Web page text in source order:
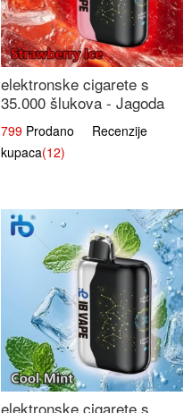
elektronske cigarete s
35.000 šlukova - Jagoda
Led | Ohladivši i
Osježavajući Okus
799 Prodano Recenzije
kupaca(12)
elektronske cigarete s